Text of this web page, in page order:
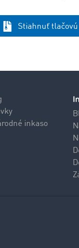
Stiahnuť tlačovú
inkaso